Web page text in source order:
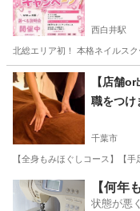
西白井駅
北総エリア初！ 本格ネイルス
千葉 白井市 西白井駅
【店舗
職をつけ
千葉市
【全身もみほぐしコース】【
千葉 千葉市 マッサー
【何年
状態が悪